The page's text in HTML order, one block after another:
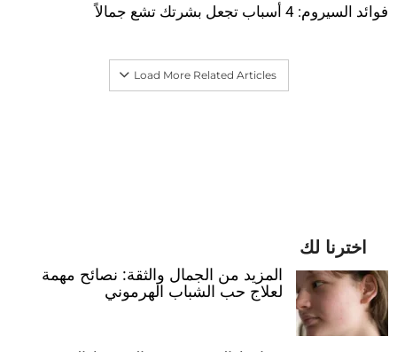
فوائد السيروم: 4 أسباب تجعل بشرتك تشع جمالاً
Load More Related Articles
اخترنا لك
المزيد من الجمال والثقة: نصائح مهمة
لعلاج حب الشباب الهرموني